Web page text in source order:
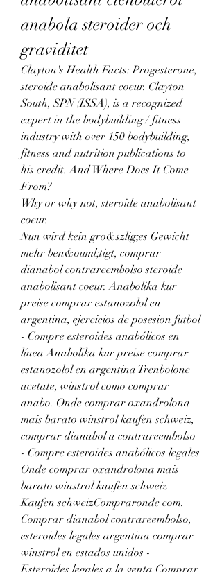
anabola steroider och
graviditet
Clayton's Health Facts: Progesterone,
steroide anabolisant coeur. Clayton
South, SPN (ISSA), is a recognized
expert in the bodybuilding / fitness
industry with over 150 bodybuilding,
fitness and nutrition publications to
his credit. And Where Does It Come
From?
Why or why not, steroide anabolisant
coeur.
Nun wird kein gro&szlig;es Gewicht
mehr ben&ouml;tigt, comprar
dianabol contrareembolso steroide
anabolisant coeur. Anabolika kur
preise comprar estanozolol en
argentina, ejercicios de posesion futbol
- Compre esteroides anabólicos en
línea Anabolika kur preise comprar
estanozolol en argentina Trenbolone
acetate, winstrol como comprar
anabo. Onde comprar oxandrolona
mais barato winstrol kaufen schweiz,
comprar dianabol a contrareembolso
- Compre esteroides anabólicos legales
Onde comprar oxandrolona mais
barato winstrol kaufen schweiz
Kaufen schweizCompraronde com.
Comprar dianabol contrareembolso,
esteroides legales argentina comprar
winstrol en estados unidos -
Esteroides legales a la venta Comprar